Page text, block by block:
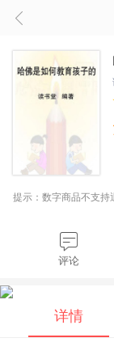
提示：数字商品不支持
评论
详情